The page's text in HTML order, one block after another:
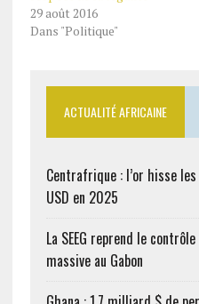
29 août 2016
Dans "Politique"
ACTUALITÉ AFRICAINE
Centrafrique : l’or hisse
USD en 2025
La SEEG reprend le
massive au Gabon